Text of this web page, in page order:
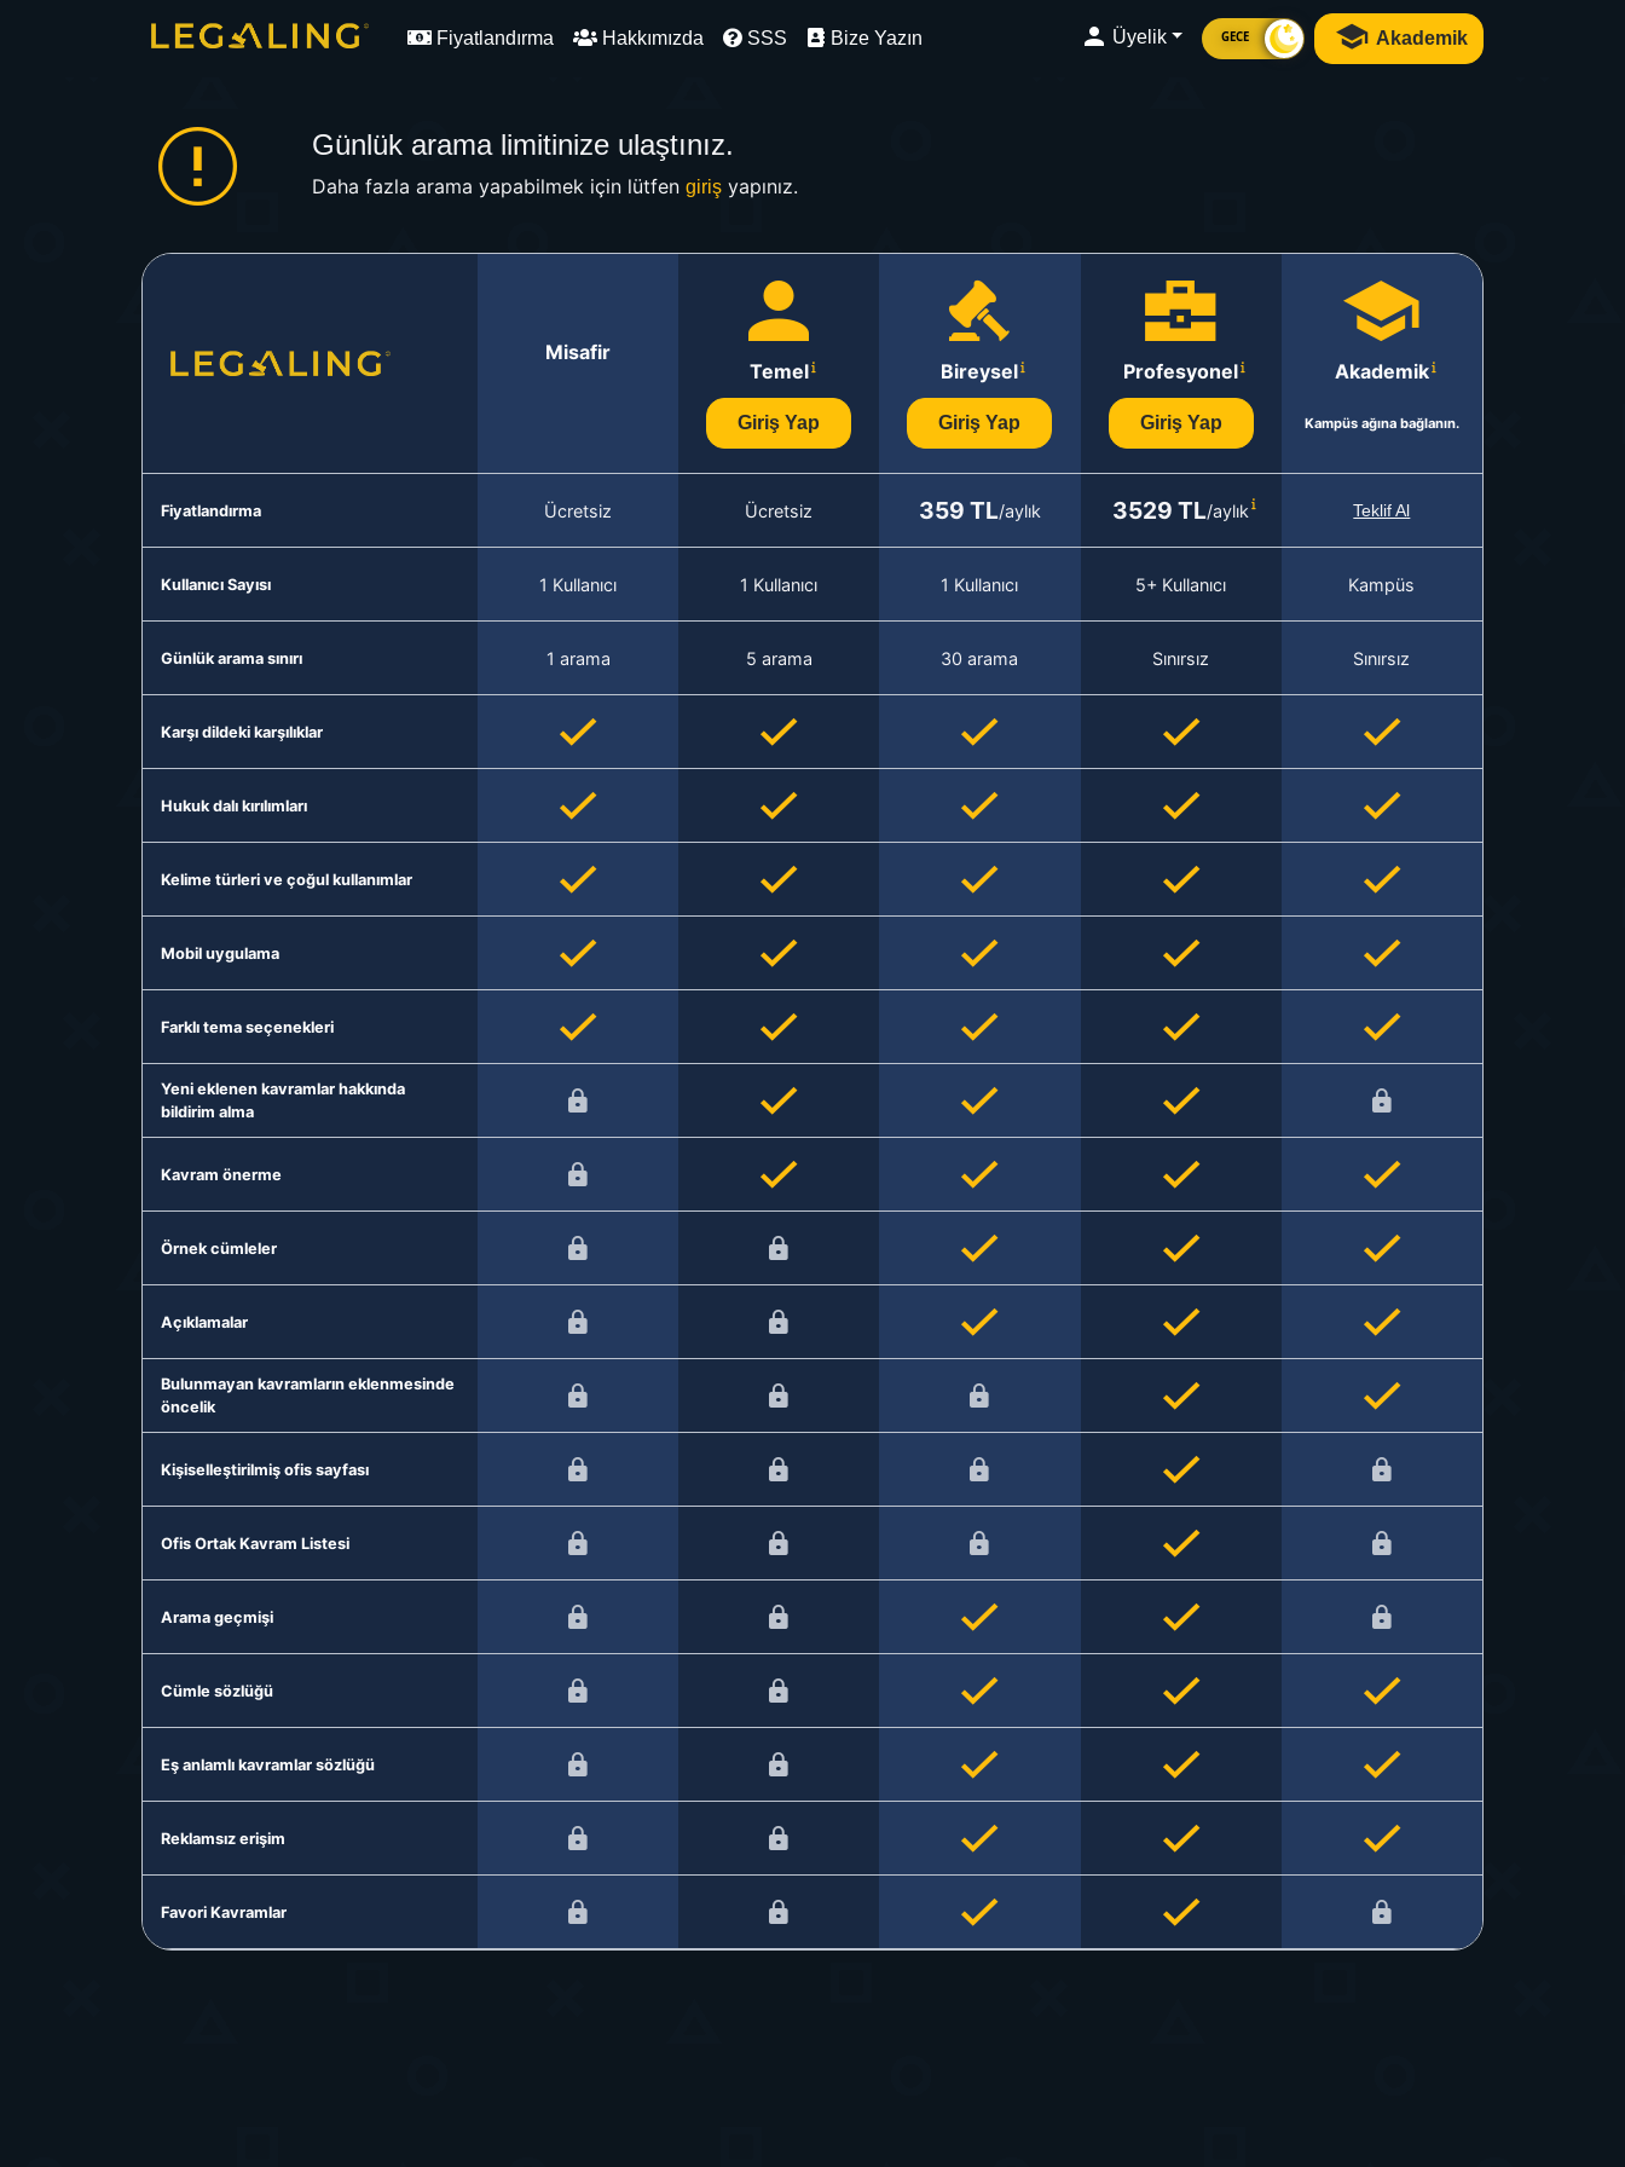
Fiyatlandırma Hakkımızda SSS Bize Yazın Üyelik GECE Akademik
Günlük arama limitinize ulaştınız.
Daha fazla arama yapabilmek için lütfen girişyapınız.
Misafir
Temel
Giriş Yap
Bireysel
Giriş Yap
Profesyonel
Giriş Yap
Akademik
Kampüs ağına bağlanın.
Fiyatlandırma Ücretsiz Ücretsiz 359 TL/aylık 3529 TL/aylık Teklif Al
Kullanıcı Sayısı 1 Kullanıcı 1 Kullanıcı 1 Kullanıcı 5+ Kullanıcı Kampüs
Günlük arama sınırı 1 arama 5 arama 30 arama Sınırsız Sınırsız
Karşı dildeki karşılıklar
Hukuk dalı kırılımları
Kelime türleri ve çoğul kullanımlar
Mobil uygulama
Farklı tema seçenekleri
Yeni eklenen kavramlar hakkında
bildirim alma
Kavram önerme
Örnek cümleler
Açıklamalar
Bulunmayan kavramların eklenmesinde
öncelik
Kişiselleştirilmiş ofis sayfası
Ofis Ortak Kavram Listesi
Arama geçmişi
Cümle sözlüğü
Eş anlamlı kavramlar sözlüğü
Reklamsız erişim
Favori Kavramlar